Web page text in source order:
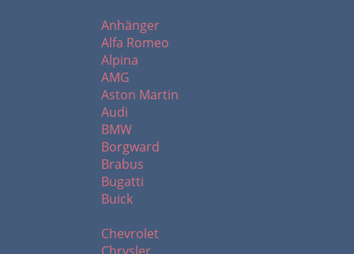
Anhänger
Alfa Romeo
Alpina
AMG
Aston Martin
Audi
BMW
Borgward
Brabus
Bugatti
Buick
Chevrolet